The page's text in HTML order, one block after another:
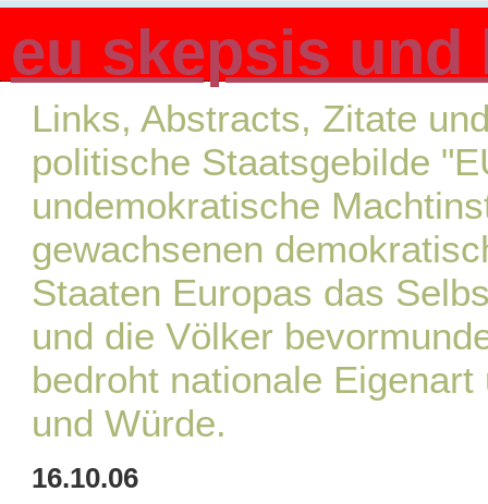
eu skepsis und
Links, Abstracts, Zitate
politische Staatsgebilde
undemokratische
gewachsenen
Staaten Europas das
und die Völker
bedroht nationale
und Würde.
16.10.06